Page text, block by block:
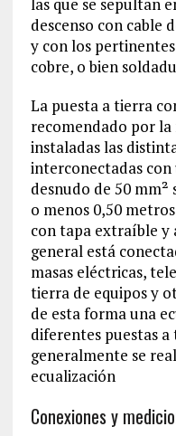
descenso con cable
y con los
cobre, o bien
La puesta a tierra
recomendado por
instaladas las
interconectadas con
desnudo de 50 mm²
o menos 0,50
con tapa extraíble y
general está
masas eléctricas,
tierra de equipos y
de esta forma una
diferentes puestas
generalmente se
ecualización
Conexiones y